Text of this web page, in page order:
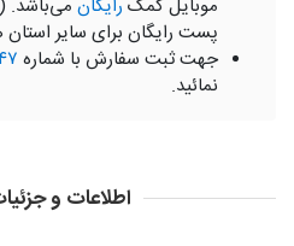
موبایل کمک رایگان می‌باشد.
پست رایگان برای سایر استان
جهت ثبت سفارش با شماره
نمائید.
اطلاعات و